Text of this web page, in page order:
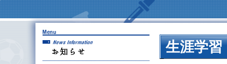
お知らせ生涯学習